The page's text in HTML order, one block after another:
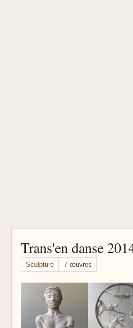
Trans'en danse
Sculpture 7 œuvres